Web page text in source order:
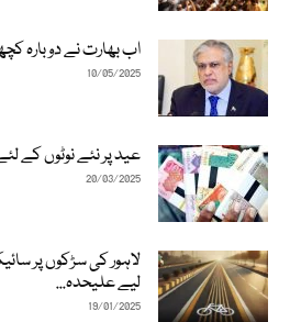
اب بھارت نے دوبارہ
10/05/2025
عید پر نئے نوٹوں کے
20/03/2025
لاہور کی سڑکوں پر
لیے علیحدہ...
19/01/2025